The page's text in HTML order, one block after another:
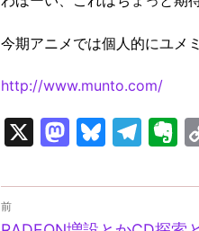
今期アニメでは個人的にユメ
http://www.munto.com/
X
投
前
前